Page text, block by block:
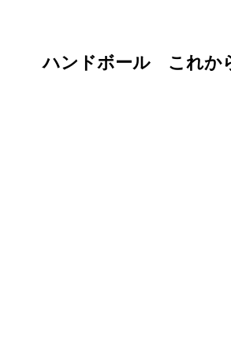
ハンドボール これか